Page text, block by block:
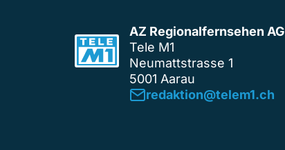
AZ Regionalfernsehen AG
Tele M1
Neumattstrasse 1
5001 Aarau
redaktion@telem1.ch